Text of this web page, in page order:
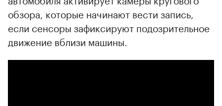
00:00 / 00:00
обзора, которые начинают вести запись,
если сенсоры зафиксируют подозрительное
движение вблизи машины.